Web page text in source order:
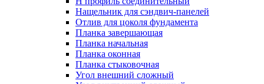
Нащельник для сэндвич-панелей
Отлив для цоколя фундамента
Планка завершающая
Планка начальная
Планка оконная
Планка стыковочная
Угол внешний сложный